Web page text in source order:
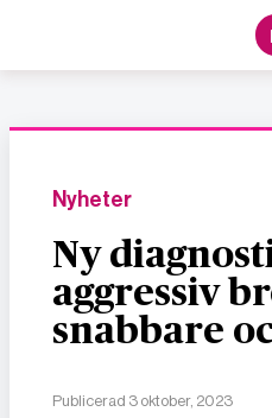
Nyheter
Ny
aggressiv
snabbare
Publicerad 3 oktober, 2023